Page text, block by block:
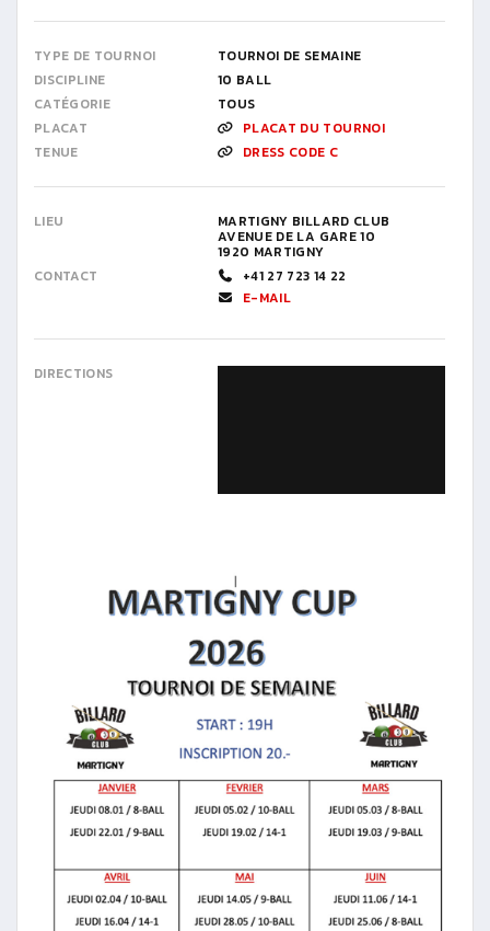
TYPE DE TOURNOI
TOURNOI DE SEMAINE
DISCIPLINE
10 BALL
CATÉGORIE
TOUS
PLACAT
PLACAT DU TOURNOI
TENUE
DRESS CODE C
LIEU MARTIGNY BILLARD CLUB
AVENUE DE LA GARE 10
1920 MARTIGNY
CONTACT
+41 27 723 14 22
E-MAIL
DIRECTIONS